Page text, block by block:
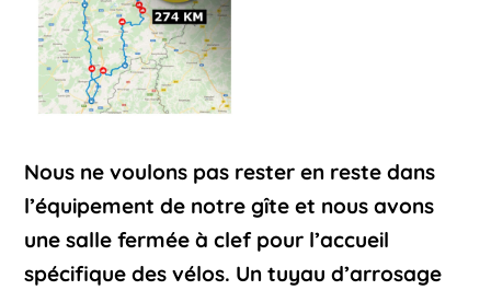
Nous ne voulons pas rester en reste dans
l’équipement de notre gîte et nous avons
une salle fermée à clef pour l’accueil
spécifique des vélos. Un tuyau d’arrosage